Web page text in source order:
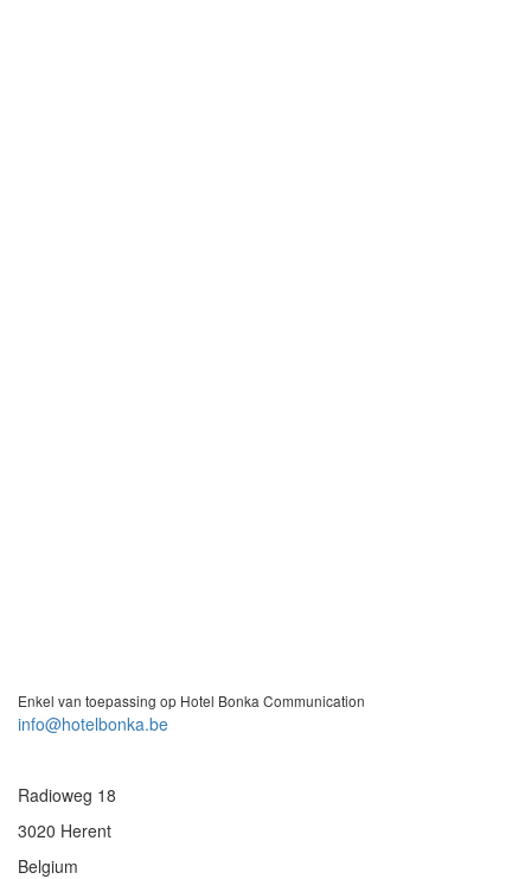
Enkel van toepassing op Hotel Bonka Communication
info@hotelbonka.be
Radioweg 18
3020 Herent
Belgium